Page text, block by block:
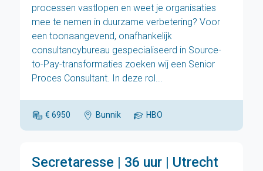
processen vastlopen en weet je organisaties
mee te nemen in duurzame verbetering? Voor
een toonaangevend, onafhankelijk
consultancybureau gespecialiseerd in Source-
to-Pay-transformaties zoeken wij een Senior
Proces Consultant. In deze rol...
€ 6950 Bunnik HBO
Secretaresse | 36 uur | Utrecht